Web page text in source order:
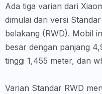
Ada tiga varian dari
dimulai dari versi
belakang (RWD). Mobil
besar dengan panjang
tinggi 1,455 meter, dan
Varian Standar RWD